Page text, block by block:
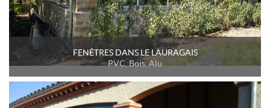
FENÊTRES DANS LE LAURAGAIS
PVC, Bois, Alu